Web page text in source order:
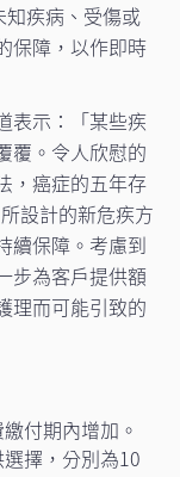
疾病、受傷或
保障，以作即時
表示：「某些疾
覆。令人欣慰的
，癌症的五年存
設計的新危疾方
續保障。考慮到
步為客戶提供額
理而可能引致的
付期內增加。
擇，分別為10